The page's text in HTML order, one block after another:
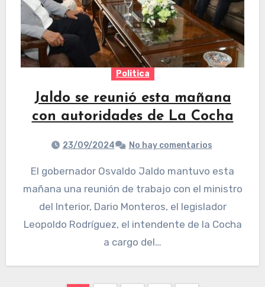
Politica
Jaldo se reunió esta mañana
con autoridades de La Cocha
23/09/2024 No hay comentarios
El gobernador Osvaldo Jaldo mantuvo esta
mañana una reunión de trabajo con el ministro
del Interior, Dario Monteros, el legislador
Leopoldo Rodríguez, el intendente de la Cocha
a cargo del…